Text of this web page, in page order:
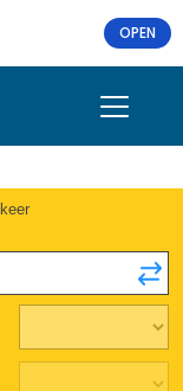
OPEN